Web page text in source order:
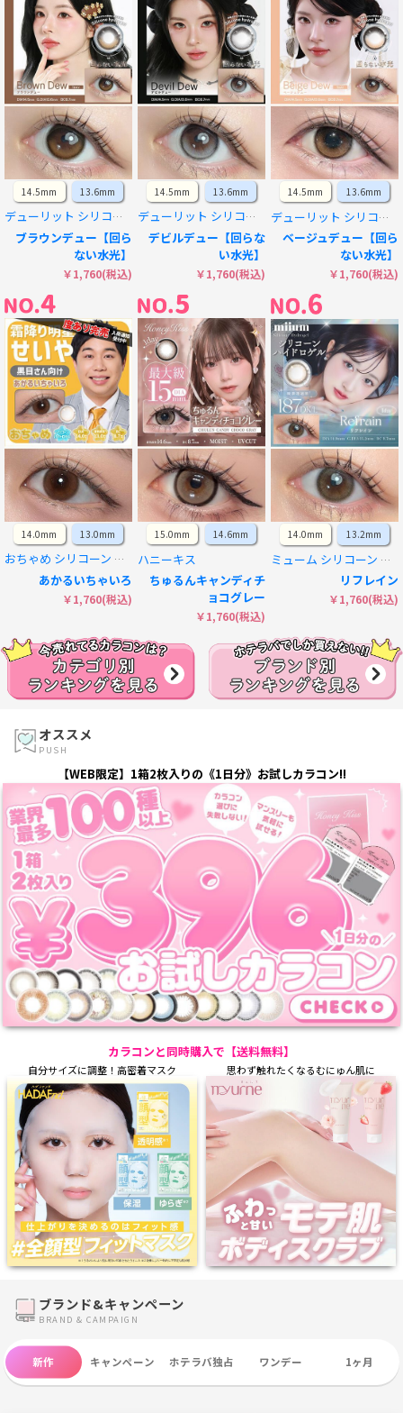
14.5mm 13.6mm
デューリット シリコーン ハイドロゲル／シリコン
ブラウンデュー【回ら
ない水光】
￥1,760(税込)
14.5mm 13.6mm
デューリット シリコーン ハイドロゲル／シリコン
デビルデュー【回らな
い水光】
￥1,760(税込)
14.5mm 13.6mm
デューリット シリコーン ハイドロゲル／シリコン
ベージュデュー【回ら
ない水光】
￥1,760(税込)
14.0mm 13.0mm
おちゃめ シリコーン ハイドロゲル／シリコン
あかるいちゃいろ
￥1,760(税込)
15.0mm 14.6mm
ハニーキス
ちゅるんキャンディチ
ョコグレー
￥1,760(税込)
14.0mm 13.2mm
ミューム シリコーン ハイドロゲル／シリコン
リフレイン
￥1,760(税込)
オススメ
PUSH
【WEB限定】1箱2枚入りの《1日分》お試しカラコン!!
カラコンと同時購入で【送料無料】
自分サイズに調整！高密着マスク 思わず触れたくなるむにゅん肌に
ブランド&キャンペーン
BRAND & CAMPAIGN
新作 キャンペーン ホテラバ独占 ワンデー 1ヶ月